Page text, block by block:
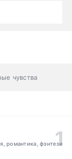
чувства
романтика, фэнтези